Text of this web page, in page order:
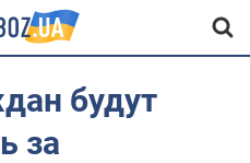
будут
за